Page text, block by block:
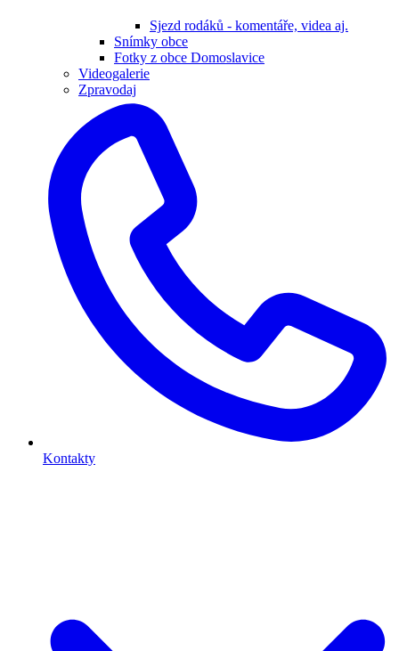
Sjezd rodáků - komentáře, videa aj.
Snímky obce
Fotky z obce Domoslavice
Videogalerie
Zpravodaj
Kontakty